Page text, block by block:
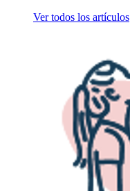
Ver todos los artículos